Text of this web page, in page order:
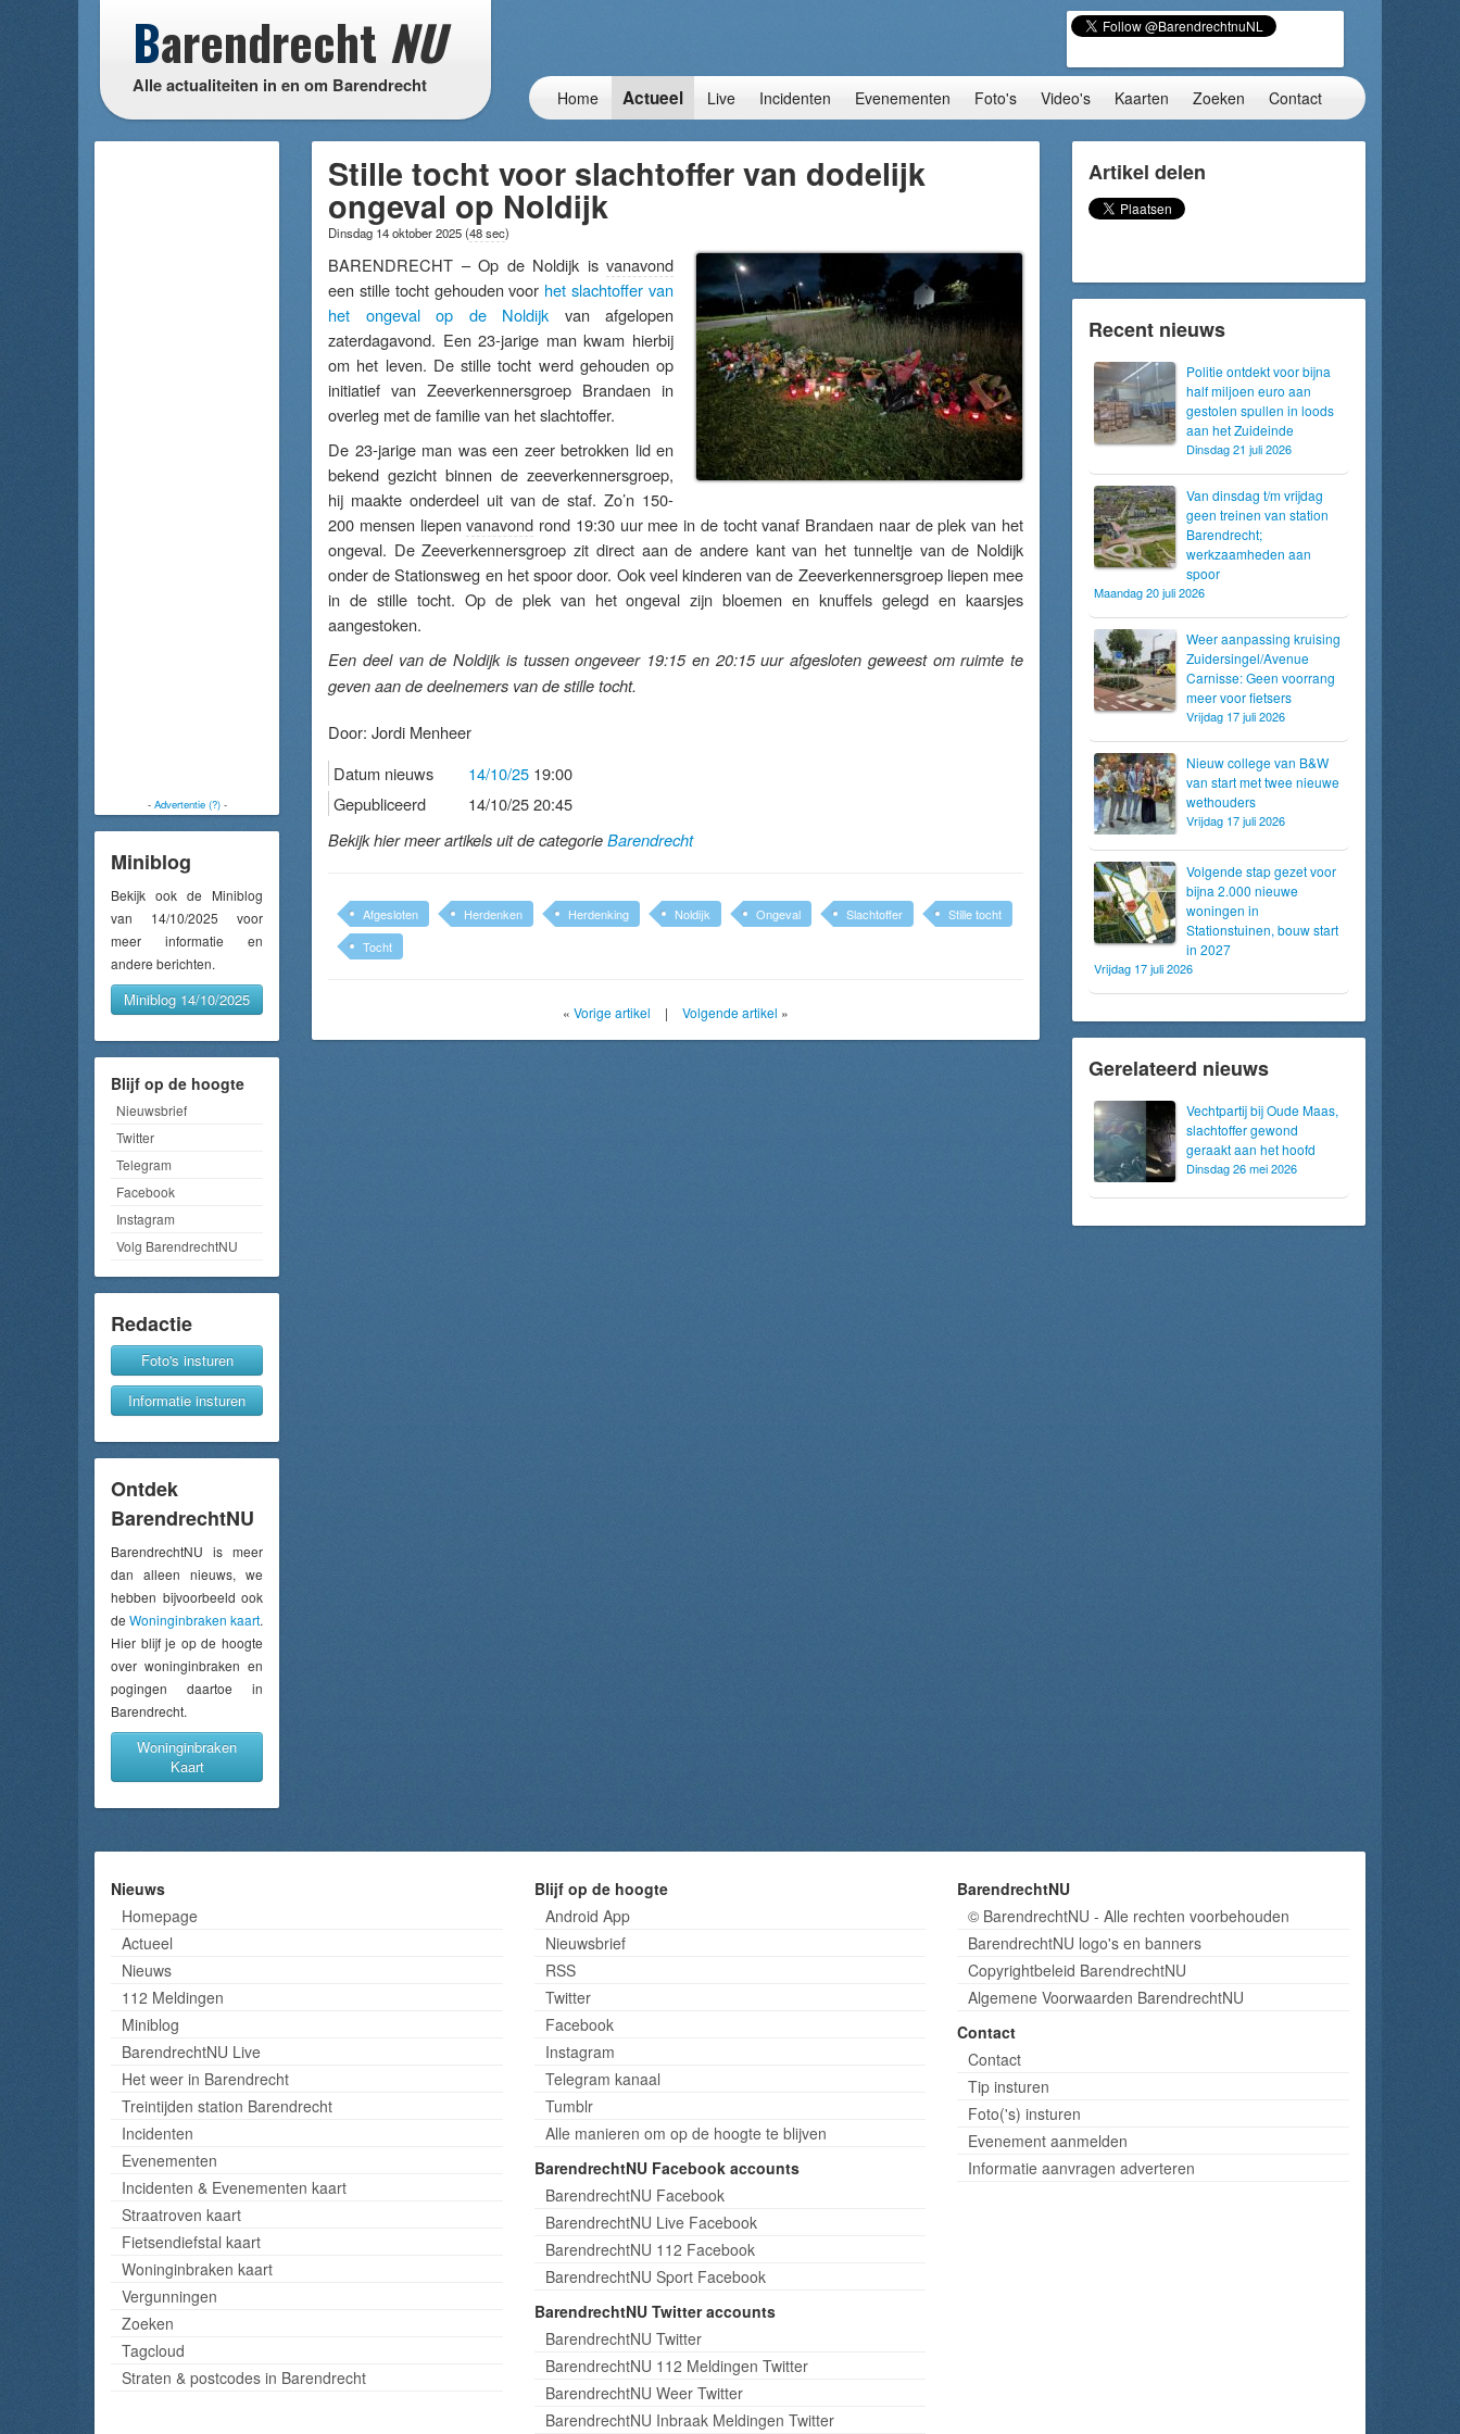
Barendrecht NU
Alle actualiteiten in en om Barendrecht
Home Actueel Live Incidenten Evenementen Foto's Video's Kaarten Zoeken Contact
- Advertentie (?)-
Miniblog
Bekijk ook de Miniblog
van 14/10/2025 voor
meer informatie en
andere berichten.
Miniblog 14/10/2025
Blijf op de hoogte
Nieuwsbrief
Twitter
Telegram
Facebook
Instagram
Volg BarendrechtNU
Redactie
Foto's insturen
Informatie insturen
Ontdek
BarendrechtNU
BarendrechtNU is meer
dan alleen nieuws, we
hebben bijvoorbeeld ook
de Woninginbraken kaart.
Hier blijf je op de hoogte
over woninginbraken en
pogingen daartoe in
Barendrecht.
Woninginbraken
Kaart
Stille tocht voor slachtoffer van dodelijk
ongeval op Noldijk
Dinsdag 14 oktober 2025(48 sec)
BARENDRECHT – Op de Noldijk is vanavond
een stille tocht gehouden voor het slachtoffer van
het ongeval op de Noldijk van afgelopen
zaterdagavond. Een 23-jarige man kwam hierbij
om het leven. De stille tocht werd gehouden op
initiatief van Zeeverkennersgroep Brandaen in
overleg met de familie van het slachtoffer.
De 23-jarige man was een zeer betrokken lid en
bekend gezicht binnen de zeeverkennersgroep,
hij maakte onderdeel uit van de staf. Zo’n 150-
200 mensen liepenvanavond rond 19:30 uur mee in de tocht vanaf Brandaen naar de plek van het
ongeval. De Zeeverkennersgroep zit direct aan de andere kant van het tunneltje van de Noldijk
onder de Stationsweg en het spoor door. Ook veel kinderen van de Zeeverkennersgroep liepen mee
in de stille tocht. Op de plek van het ongeval zijn bloemen en knuffels gelegd en kaarsjes
aangestoken.
Een deel van de Noldijk is tussen ongeveer 19:15 en 20:15 uur afgesloten geweest om ruimte te
geven aan de deelnemers van de stille tocht.
Door: Jordi Menheer
Datum nieuws
14/10/25 19:00
Gepubliceerd
14/10/25 20:45
Bekijk hier meer artikels uit de categorie Barendrecht
Afgesloten Herdenken Herdenking Noldijk Ongeval Slachtoffer
Stille tocht
Tocht
« Vorige artikel | Volgende artikel »
Artikel delen
Recent nieuws
Politie ontdekt voor bijna
half miljoen euro aan
gestolen spullen in loods
aan het Zuideinde
Dinsdag 21 juli 2026
Van dinsdag t/m vrijdag
geen treinen van station
Barendrecht;
werkzaamheden aan
spoor
Maandag 20 juli 2026
Weer aanpassing kruising
Zuidersingel/Avenue
Carnisse: Geen voorrang
meer voor fietsers
Vrijdag 17 juli 2026
Nieuw college van B&W
van start met twee nieuwe
wethouders
Vrijdag 17 juli 2026
Volgende stap gezet voor
bijna 2.000 nieuwe
woningen in
Stationstuinen, bouw start
in 2027
Vrijdag 17 juli 2026
Gerelateerd nieuws
Vechtpartij bij Oude Maas,
slachtoffer gewond
geraakt aan het hoofd
Dinsdag 26 mei 2026
Nieuws
Homepage
Actueel
Nieuws
112 Meldingen
Miniblog
BarendrechtNU Live
Het weer in Barendrecht
Treintijden station Barendrecht
Incidenten
Evenementen
Incidenten & Evenementen kaart
Straatroven kaart
Fietsendiefstal kaart
Woninginbraken kaart
Vergunningen
Zoeken
Tagcloud
Straten & postcodes in Barendrecht
Blijf op de hoogte
Android App
Nieuwsbrief
RSS
Twitter
Facebook
Instagram
Telegram kanaal
Tumblr
Alle manieren om op de hoogte te blijven
BarendrechtNU Facebook accounts
BarendrechtNU Facebook
BarendrechtNU Live Facebook
BarendrechtNU 112 Facebook
BarendrechtNU Sport Facebook
BarendrechtNU Twitter accounts
BarendrechtNU Twitter
BarendrechtNU 112 Meldingen Twitter
BarendrechtNU Weer Twitter
BarendrechtNU Inbraak Meldingen Twitter
BarendrechtNU
© BarendrechtNU - Alle rechten voorbehouden
BarendrechtNU logo's en banners
Copyrightbeleid BarendrechtNU
Algemene Voorwaarden BarendrechtNU
Contact
Contact
Tip insturen
Foto('s) insturen
Evenement aanmelden
Informatie aanvragen adverteren